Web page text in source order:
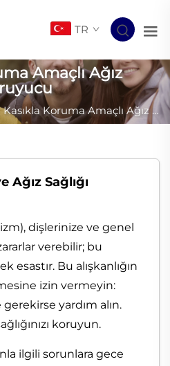
TR
Amaçlı Ağız
Kasıkla Koruma Amaçlı Ağız Koruyucu
Ağız Sağlığı
dişlerinize ve genel
verebilir; bu
Bu alışkanlığın
izin vermeyin:
yardım alın.
koruyun.
ilgili sorunlara gece